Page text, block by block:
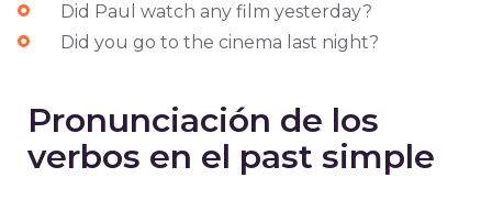
Did Paul watch any film yesterday?
Did you go to the cinema last night?
Pronunciación de los
verbos en el past simple